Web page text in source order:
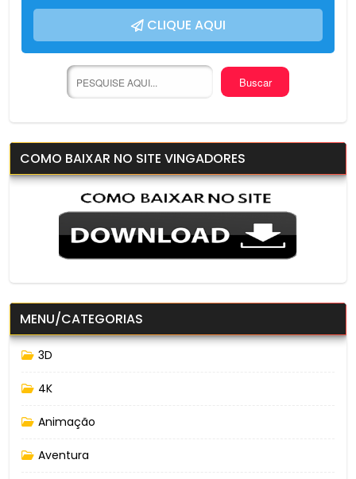
CLIQUE AQUI
COMO BAIXAR NO SITE VINGADORES
MENU/CATEGORIAS
3D
4K
Animação
Aventura